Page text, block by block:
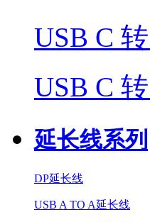
USB C
USB C
延长线系列
DP延长线
USB A TO A延长线